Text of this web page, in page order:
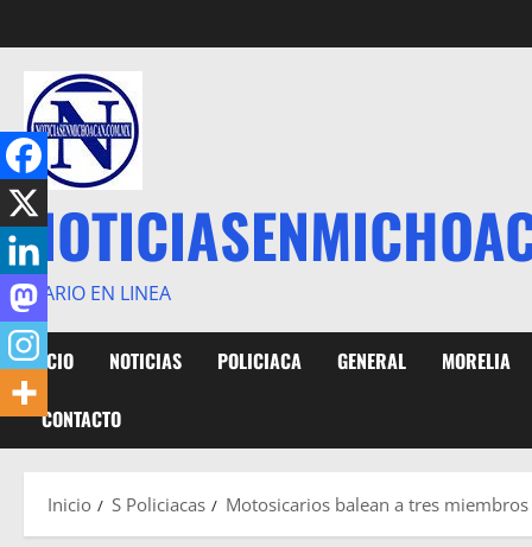
al
contenido
DIARIO EN LINEA
INICIO NOTICIAS POLICIACA GENERAL MORELIA
CONTACTO
Inicio S Policiacas Motosicarios balean a tres